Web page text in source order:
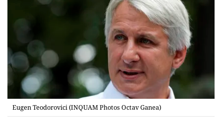
Eugen Teodorovici (INQUAM Photos Octav Ganea)